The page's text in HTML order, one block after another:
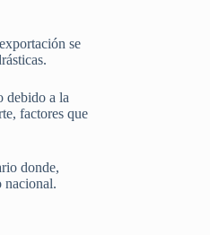
se
debido a la
factores que
donde,
nacional.